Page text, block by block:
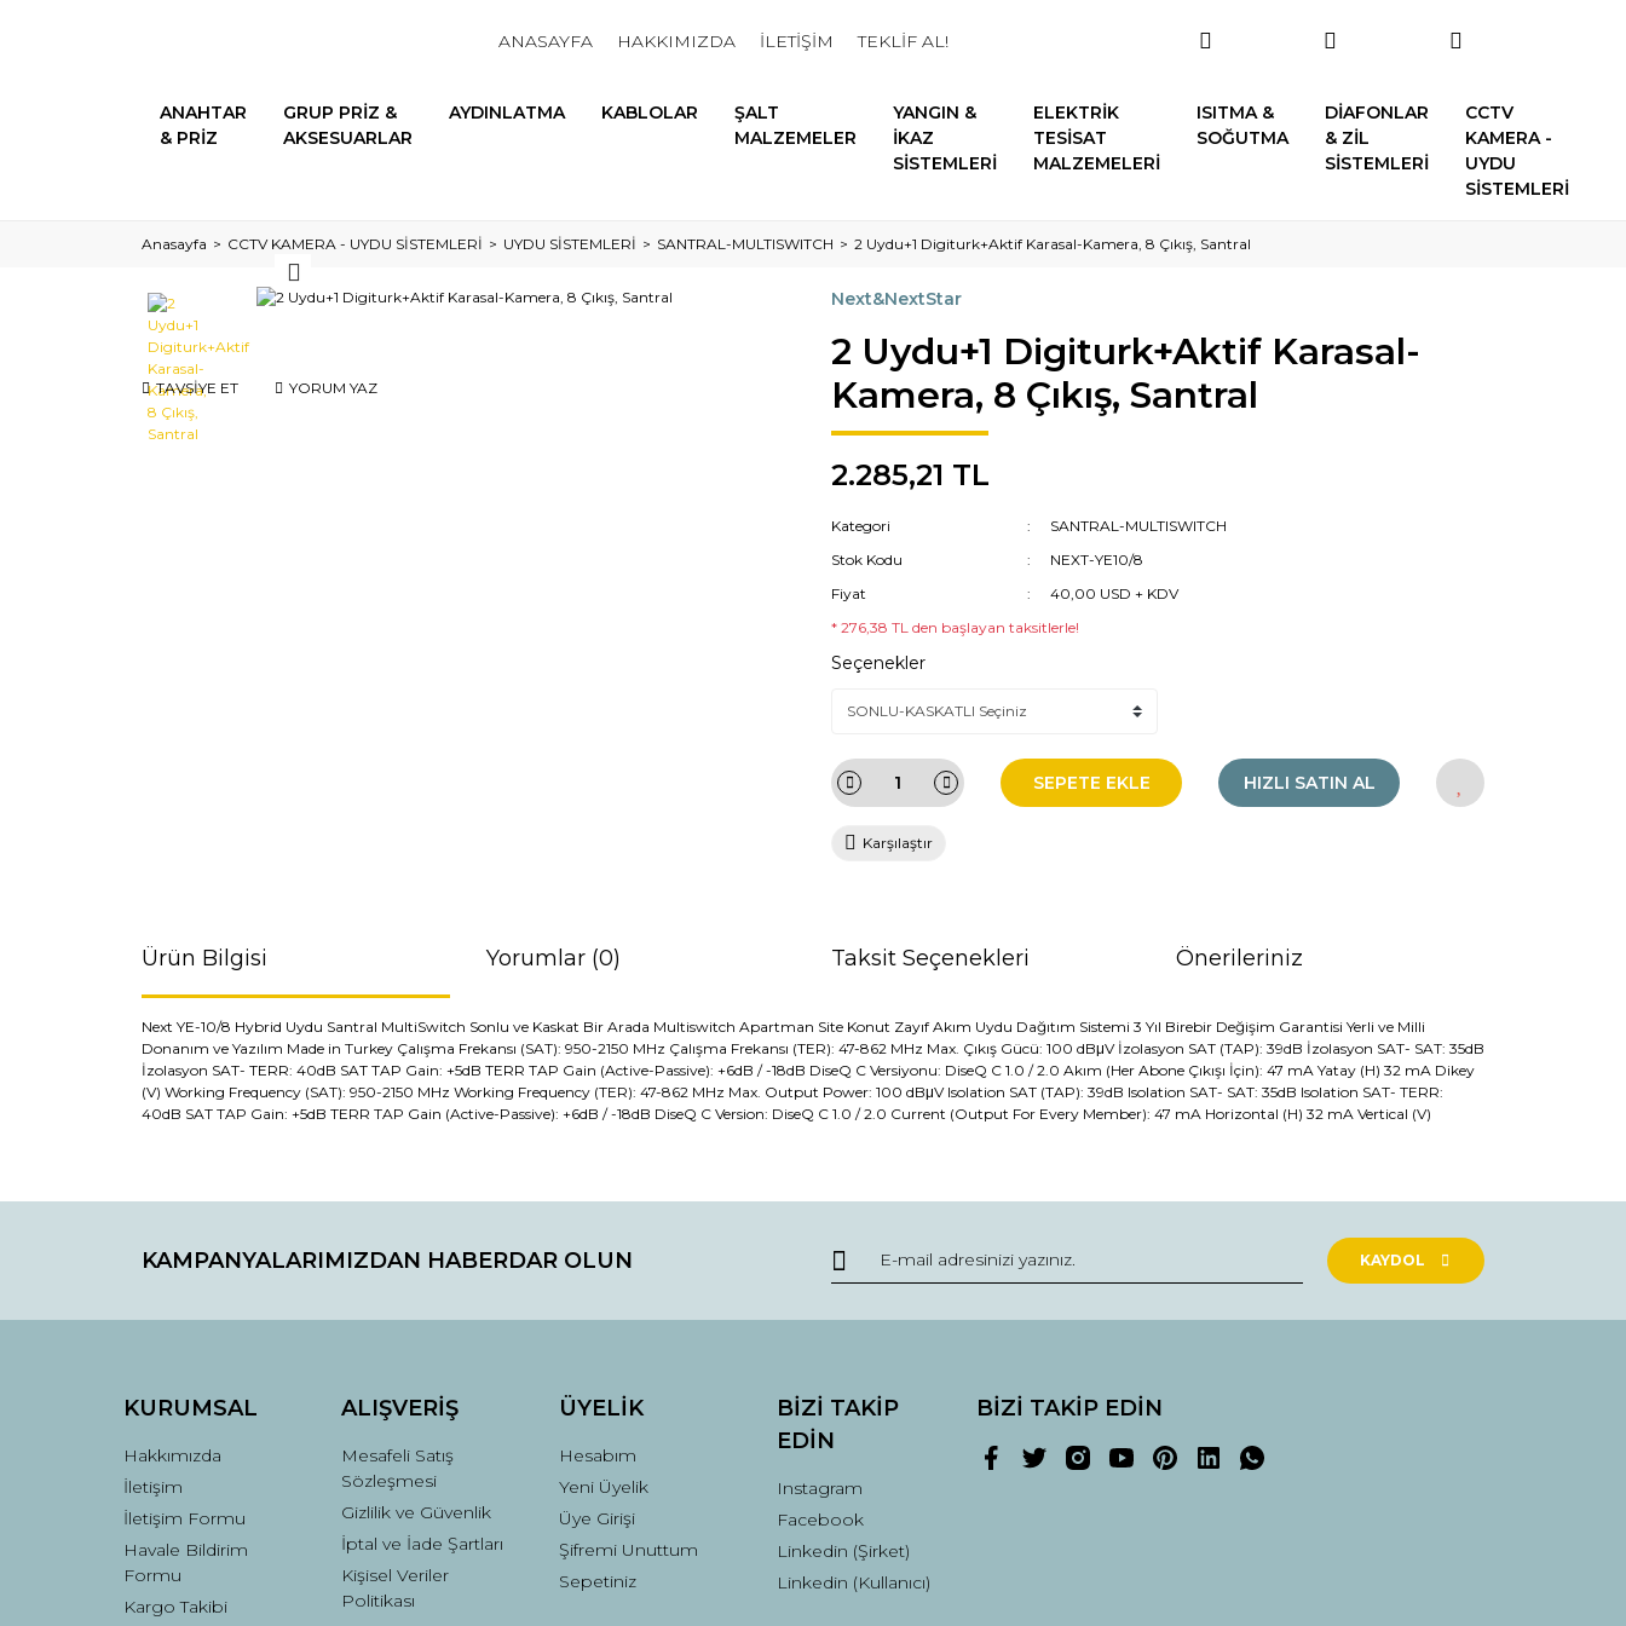
ANASAYFA HAKKIMIZDA İLETİŞİM TEKLİF AL!
ANAHTAR
& PRİZ
GRUP PRİZ &
AKSESUARLAR
AYDINLATMA KABLOLAR
ŞALT
MALZEMELER
YANGIN &
İKAZ
SİSTEMLERİ
ELEKTRİK
TESİSAT
MALZEMELERİ
ISITMA &
SOĞUTMA
DİAFONLAR
& ZİL
SİSTEMLERİ
CCTV
KAMERA -
UYDU
SİSTEMLERİ
Anasayfa CCTV KAMERA - UYDU SİSTEMLERİ UYDU SİSTEMLERİ SANTRAL-MULTISWITCH 2 Uydu+1 Digiturk+Aktif Karasal-Kamera, 8 Çıkış, Santral
TAVSİYE ET YORUM YAZ
Next&NextStar
2 Uydu+1 Digiturk+Aktif Karasal-
Kamera, 8 Çıkış, Santral
2.285,21 TL
Kategori
SANTRAL-MULTISWITCH
Stok Kodu
NEXT-YE10/8
Fiyat
40,00 USD + KDV
* 276,38 TL den başlayan taksitlerle!
Seçenekler
SEPETE EKLE HIZLI SATIN AL
Karşılaştır
Ürün Bilgisi Yorumlar (0) Taksit Seçenekleri Önerileriniz
Next YE-10/8 Hybrid Uydu Santral MultiSwitch Sonlu ve Kaskat Bir Arada Multiswitch Apartman Site Konut Zayıf Akım Uydu Dağıtım Sistemi 3 Yıl Birebir Değişim Garantisi Yerli ve Milli
Donanım ve Yazılım Made in Turkey ​Çalışma Frekansı (SAT): 950-2150 MHz Çalışma Frekansı (TER): 47-862 MHz Max. Çıkış Gücü: 100 dBμV İzolasyon SAT (TAP): 39dB İzolasyon SAT- SAT: 35dB
İzolasyon SAT- TERR: 40dB SAT TAP Gain: +5dB TERR TAP Gain (Active-Passive): +6dB / -18dB DiseQ C Versiyonu: DiseQ C 1.0 / 2.0 Akım (Her Abone Çıkışı İçin): 47 mA Yatay (H) 32 mA Dikey
(V) Working Frequency (SAT): 950-2150 MHz Working Frequency (TER): 47-862 MHz Max. Output Power: 100 dBμV Isolation SAT (TAP): 39dB Isolation SAT- SAT: 35dB Isolation SAT- TERR:
40dB SAT TAP Gain: +5dB TERR TAP Gain (Active-Passive): +6dB / -18dB DiseQ C Version: DiseQ C 1.0 / 2.0 Current (Output For Every Member): 47 mA Horizontal (H) 32 mA Vertical (V)
Yorum Yaz
Görüş ve önerileriniz için teşekkür ederiz.
Ürün resmi kalitesiz, bozuk veya görüntülenemiyor.
Bu ürüne benzer farklı alternatifler olmalı.
Gönder
KAMPANYALARIMIZDAN HABERDAR OLUN KAYDOL
KURUMSAL
Hakkımızda
İletişim
İletişim Formu
Havale Bildirim
Formu
Kargo Takibi
ALIŞVERİŞ
Mesafeli Satış
Sözleşmesi
Gizlilik ve Güvenlik
İptal ve İade Şartları
Kişisel Veriler
Politikası
ÜYELİK
Hesabım
Yeni Üyelik
Üye Girişi
Şifremi Unuttum
Sepetiniz
BİZİ TAKİP
EDİN
Instagram
Facebook
Linkedin (Şirket)
Linkedin (Kullanıcı)
BİZİ TAKİP EDİN